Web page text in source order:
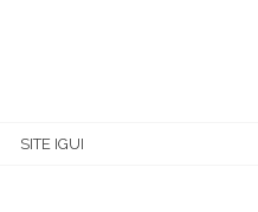
SITE IGUI